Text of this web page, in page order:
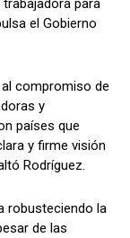
para
el Gobierno
compromiso de
y
países que
y firme visión
Rodríguez.
robusteciendo la
de las